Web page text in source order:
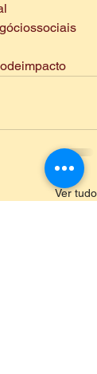
Ver tudo